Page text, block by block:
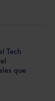
Tech
que